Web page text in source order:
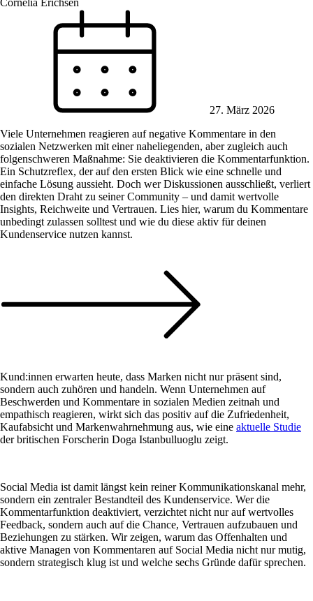
27. März 2026
Viele Unternehmen reagieren auf negative Kommentare in den
sozialen Netzwerken mit einer naheliegenden, aber zugleich auch
folgenschweren Maßnahme: Sie deaktivieren die Kommentarfunktion.
Ein Schutzreflex, der auf den ersten Blick wie eine schnelle und
einfache Lösung aussieht. Doch wer Diskussionen ausschließt, verliert
den direkten Draht zu seiner Community – und damit wertvolle
Insights, Reichweite und Vertrauen. Lies hier, warum du Kommentare
unbedingt zulassen solltest und wie du diese aktiv für deinen
Kundenservice nutzen kannst.
Kund:innen erwarten heute, dass Marken nicht nur präsent sind,
sondern auch zuhören und handeln. Wenn Unternehmen auf
Beschwerden und Kommentare in sozialen Medien zeitnah und
empathisch reagieren, wirkt sich das positiv auf die Zufriedenheit,
Kaufabsicht und Markenwahrnehmung aus, wie eine aktuelle Studie
der britischen Forscherin Doga Istanbulluoglu zeigt.
Social Media ist damit längst kein reiner Kommunikationskanal mehr,
sondern ein zentraler Bestandteil des Kundenservice. Wer die
Kommentarfunktion deaktiviert, verzichtet nicht nur auf wertvolles
Feedback, sondern auch auf die Chance, Vertrauen aufzubauen und
Beziehungen zu stärken. Wir zeigen, warum das Offenhalten und
aktive Managen von Kommentaren auf Social Media nicht nur mutig,
sondern strategisch klug ist und welche sechs Gründe dafür sprechen.